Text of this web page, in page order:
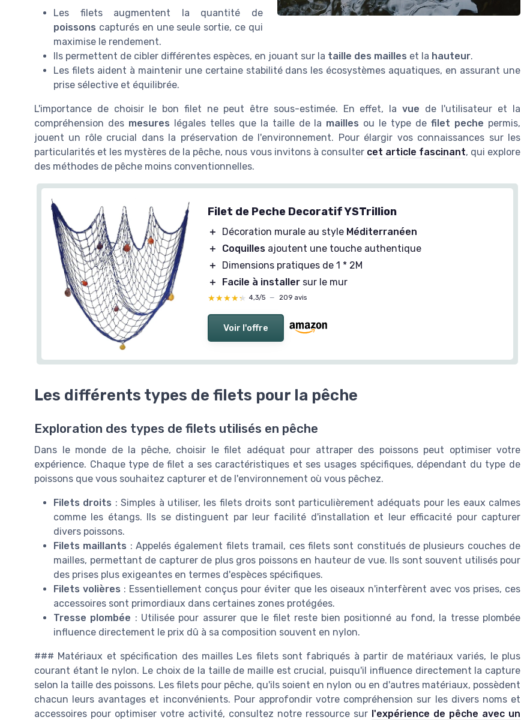
Les filets augmentent la quantité de
poissons capturés en une seule sortie, ce qui
maximise le rendement.
Ils permettent de cibler différentes espèces, en jouant sur la taille des mailles et la hauteur.
Les filets aident à maintenir une certaine stabilité dans les écosystèmes aquatiques, en assurant une
prise sélective et équilibrée.
L'importance de choisir le bon filet ne peut être sous-estimée. En effet, la vue de l'utilisateur et la
compréhension des mesures légales telles que la taille de la mailles ou le type defilet peche permis,
jouent un rôle crucial dans la préservation de l'environnement. Pour élargir vos connaissances sur les
particularités et les mystères de la pêche, nous vous invitons à consulter cet article fascinant, qui explore
des méthodes de pêche moins conventionnelles.
Filet de Peche Decoratif YSTrillion
＋ Décoration murale au style Méditerranéen
＋
Coquilles ajoutent une touche authentique
＋
Dimensions pratiques de 1 * 2M
＋
Facile à installer sur le mur
★★★★★
★★★★★ 4,3/5 — 209 avis
Voir l'offre
Les différents types de filets pour la pêche
Exploration des types de filets utilisés en pêche
Dans le monde de la pêche, choisir le filet adéquat pour attraper des poissons peut optimiser votre
expérience. Chaque type de filet a ses caractéristiques et ses usages spécifiques, dépendant du type de
poissons que vous souhaitez capturer et de l'environnement où vous pêchez.
Filets droits : Simples à utiliser, les filets droits sont particulièrement adéquats pour les eaux calmes
comme les étangs. Ils se distinguent par leur facilité d'installation et leur efficacité pour capturer
divers poissons.
Filets maillants : Appelés également filets tramail, ces filets sont constitués de plusieurs couches de
mailles, permettant de capturer de plus gros poissons en hauteur de vue. Ils sont souvent utilisés pour
des prises plus exigeantes en termes d'espèces spécifiques.
Filets volières : Essentiellement conçus pour éviter que les oiseaux n'interfèrent avec vos prises, ces
accessoires sont primordiaux dans certaines zones protégées.
Tresse plombée : Utilisée pour assurer que le filet reste bien positionné au fond, la tresse plombée
influence directement le prix dû à sa composition souvent en nylon.
### Matériaux et spécification des mailles Les filets sont fabriqués à partir de matériaux variés, le plus
courant étant le nylon. Le choix de la taille de maille est crucial, puisqu'il influence directement la capture
selon la taille des poissons. Les filets pour pêche, qu'ils soient en nylon ou en d'autres matériaux, possèdent
chacun leurs avantages et inconvénients. Pour approfondir votre compréhension sur les divers noms et
accessoires pour optimiser votre activité, consultez notre ressource sur l'expérience de pêche avec un